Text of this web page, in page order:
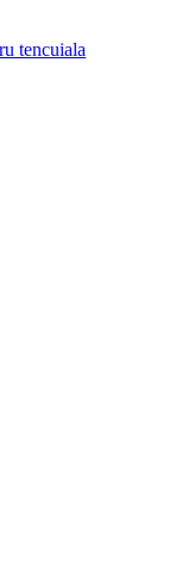
tencuiala